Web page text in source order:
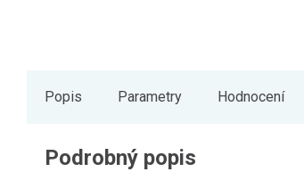
Popis Parametry Hodnocení
Podrobný popis